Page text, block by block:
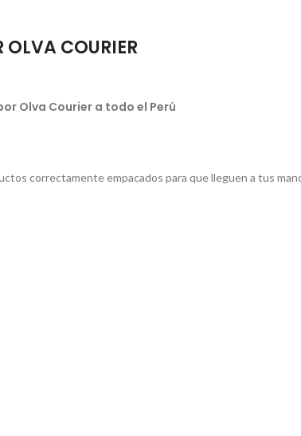
OLVA COURIER
Olva Courier a todo el Perú
correctamente empacados para que lleguen a tus